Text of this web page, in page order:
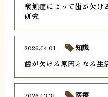
酸蝕症によって歯が欠け
研究
歯が欠ける原因となる生
2026.04.01 知識
2026.03.31 医療